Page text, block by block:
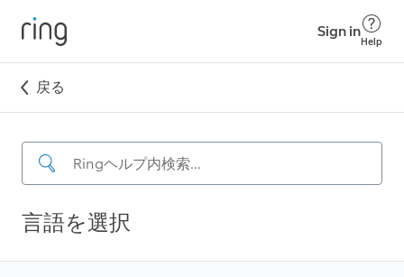
Sign in
Help
戻る
言語を選択